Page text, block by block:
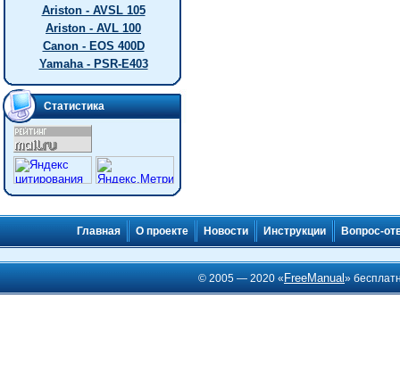
Ariston - AVSL 105
Ariston - AVL 100
Canon - EOS 400D
Yamaha - PSR-E403
Статистика
Главная О проекте Новости Инструкции Вопрос-
© 2005 — 2020 « FreeManual»